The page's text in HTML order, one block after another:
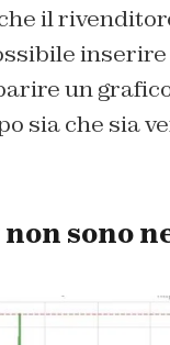
il
un
sia che sia
sono